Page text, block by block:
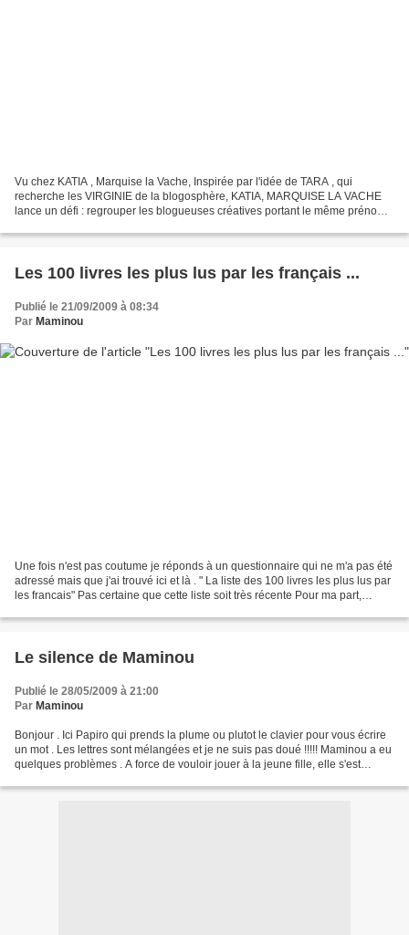
Vu chez KATIA , Marquise la Vache, Inspirée par l'idée de TARA , qui
recherche les VIRGINIE de la blogosphère, KATIA, MARQUISE LA VACHE
lance un défi : regrouper les blogueuses créatives portant le même prénom
Les 100 livres les plus lus par les français ...
Publié le 21/09/2009 à 08:34
Par Maminou
Une fois n'est pas coutume je réponds à un questionnaire qui ne m'a pas été
adressé mais que j'ai trouvé ici et là . " La liste des 100 livres les plus lus par
les francais" Pas certaine que cette liste soit très récente Pour ma part,
Le silence de Maminou
Publié le 28/05/2009 à 21:00
Par Maminou
Bonjour . Ici Papiro qui prends la plume ou plutot le clavier pour vous écrire
un mot . Les lettres sont mélangées et je ne suis pas doué !!!!! Maminou a eu
quelques problèmes . A force de vouloir jouer à la jeune fille, elle s'est